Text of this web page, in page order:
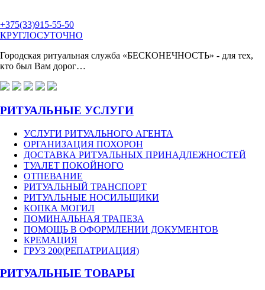
+375(33)915-55-50
КРУГЛОСУТОЧНО
Городская ритуальная служба «БЕСКОНЕЧНОСТЬ» - для тех,
кто был Вам дорог…
РИТУАЛЬНЫЕ УСЛУГИ
УСЛУГИ РИТУАЛЬНОГО АГЕНТА
ОРГАНИЗАЦИЯ ПОХОРОН
ДОСТАВКА РИТУАЛЬНЫХ ПРИНАДЛЕЖНОСТЕЙ
ТУАЛЕТ ПОКОЙНОГО
ОТПЕВАНИЕ
РИТУАЛЬНЫЙ ТРАНСПОРТ
РИТУАЛЬНЫЕ НОСИЛЬЩИКИ
КОПКА МОГИЛ
ПОМИНАЛЬНАЯ ТРАПЕЗА
ПОМОЩЬ В ОФОРМЛЕНИИ ДОКУМЕНТОВ
КРЕМАЦИЯ
ГРУЗ 200(РЕПАТРИАЦИЯ)
РИТУАЛЬНЫЕ ТОВАРЫ